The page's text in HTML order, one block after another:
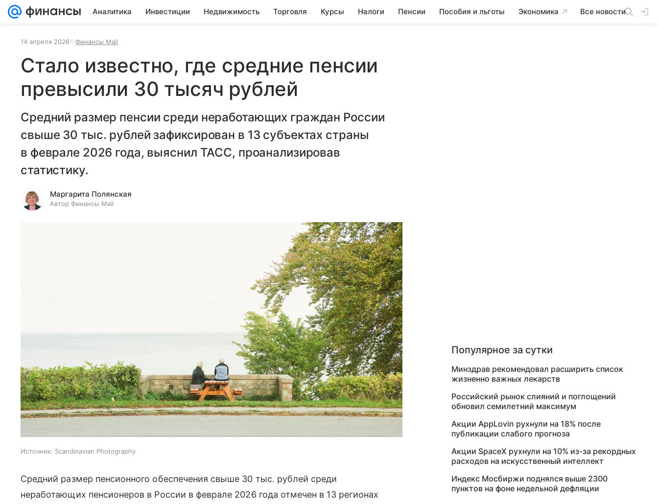
Аналитика Инвестиции Недвижимость Торговля Курсы Налоги Пенсии Пособия и льготы Экономика Все новости
14 апреля 2026 Финансы Mail
Стало известно, где средние пенсии
превысили 30 тысяч рублей
Средний размер пенсии среди неработающих граждан России
свыше 30 тыс. рублей зафиксирован в 13 субъектах страны
в феврале 2026 года, выяснил ТАСС, проанализировав
статистику.
Маргарита Полянская
Автор Финансы Mail
Источник: Scandinavian Photography
Средний размер пенсионного обеспечения свыше 30 тыс. рублей среди
неработающих пенсионеров в России в феврале 2026 года отмечен в 13 регионах
Популярное за сутки
Минздрав рекомендовал расширить список
жизненно важных лекарств
Российский рынок слияний и поглощений
обновил семилетний максимум
Акции AppLovin рухнули на 18% после
публикации слабого прогноза
Акции SpaceX рухнули на 10% из-за рекордных
расходов на искусственный интеллект
Индекс Мосбиржи поднялся выше 2300
пунктов на фоне недельной дефляции